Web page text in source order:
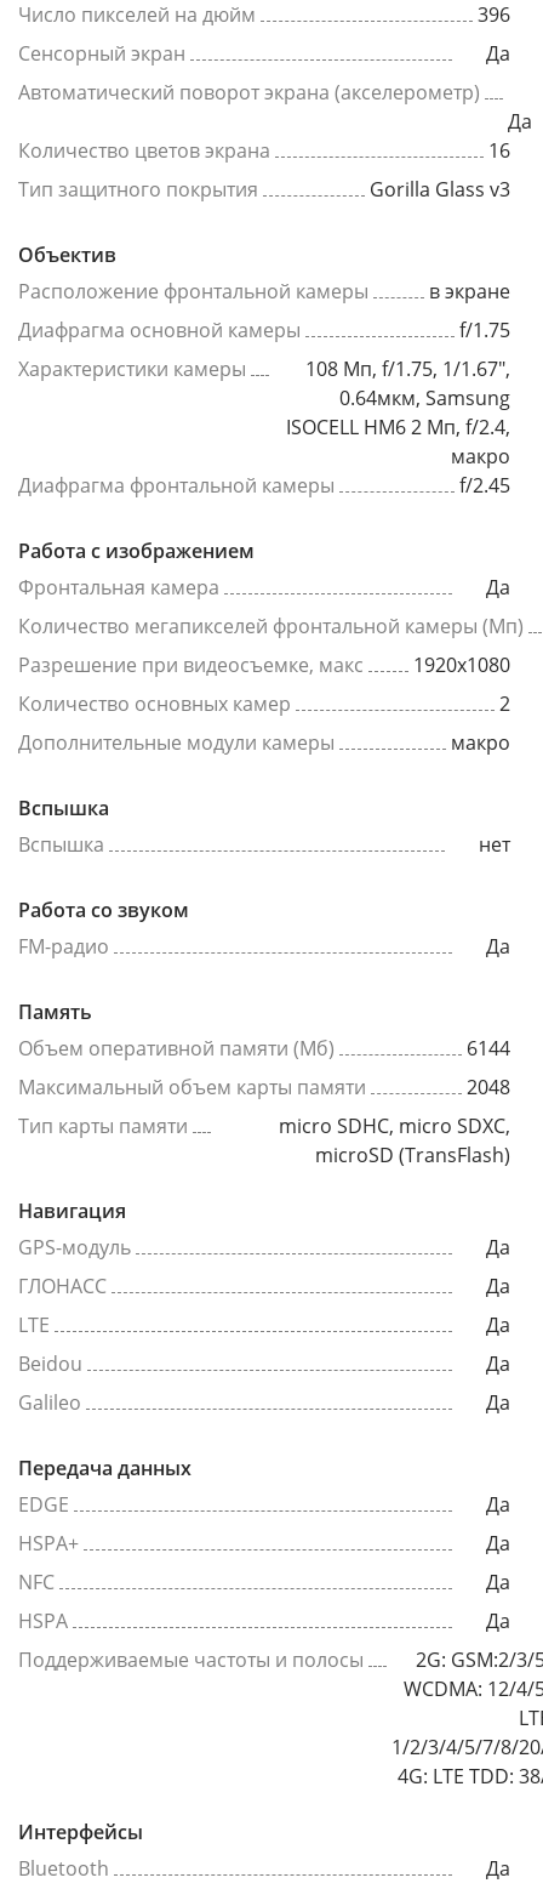
Число пикселей на дюйм
396
Сенсорный экран
Да
Автоматический поворот экрана (акселерометр)
Да
Количество цветов экрана
16
Тип защитного покрытия
Gorilla Glass v3
Объектив
Расположение фронтальной камеры
в экране
Диафрагма основной камеры
f/1.75
Характеристики камеры
108 Мп, f/1.75, 1/1.67",
0.64мкм, Samsung
ISOCELL HM6 2 Мп, f/2.4,
макро
Диафрагма фронтальной камеры
f/2.45
Работа с изображением
Фронтальная камера
Да
Количество мегапикселей фронтальной камеры (Мп)
Разрешение при видеосъемке, макс
1920x1080
Количество основных камер
2
Дополнительные модули камеры
макро
Вспышка
Вспышка
нет
Работа со звуком
FM-радио
Да
Память
Объем оперативной памяти (Мб)
6144
Максимальный объем карты памяти
2048
Тип карты памяти
micro SDHC, micro SDXC,
microSD (TransFlash)
Навигация
GPS-модуль
Да
ГЛОНАСС
Да
LTE
Да
Beidou
Да
Galileo
Да
Передача данных
EDGE
Да
HSPA+
Да
NFC
Да
HSPA
Да
Поддерживаемые частоты и полосы
2G: GSM:2/3/
WCDMA: 12/4/
1/2/3/4/5/7/8/
4G: LTE TDD:
Интерфейсы
Bluetooth
Да